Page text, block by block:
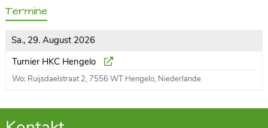
Termine
Sa., 29. August 2026
Turnier HKC Hengelo
Wo: Ruijsdaelstraat 2, 7556 WT Hengelo, Niederlande